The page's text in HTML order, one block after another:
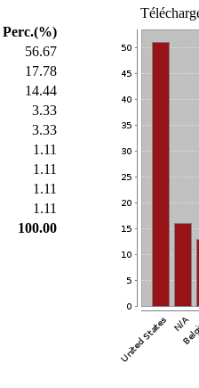
Perc.(%)
56.67
17.78
14.44
3.33
3.33
1.11
1.11
1.11
1.11
100.00